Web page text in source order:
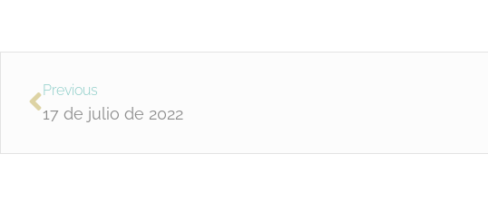
Previous
17 de julio de 2022